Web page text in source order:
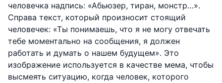
человечка надпись: «Абьюзер, тиран, монстр…».
Справа текст, который произносит стоящий
человечек: «Ты понимаешь, что я не могу отвечать
тебе моментально на сообщения, я должен
работать и думать о нашем будущем». Это
изображение используется в качестве мема, чтобы
высмеять ситуацию, когда человек, которого